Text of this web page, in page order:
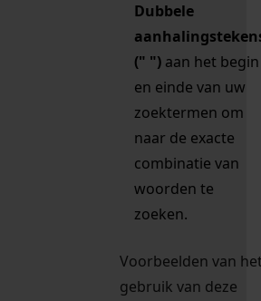
Dubbele
(" ") aan het begin
en einde van uw
zoektermen om
naar de exacte
combinatie van
woorden te
zoeken.
Voorbeelden van
gebruik van deze